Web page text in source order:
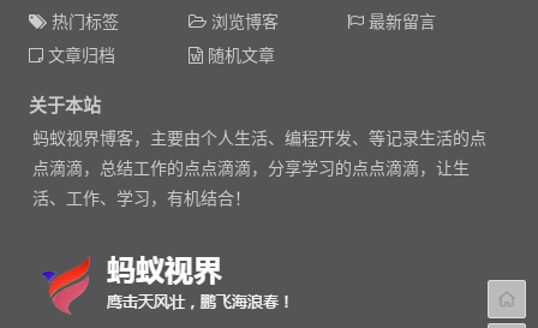
热门标签
浏览博客
最新留言
文章归档
随机文章
关于本站
蚂蚁视界博客，主要由个人生活、编程开发、等记录生活的点
点滴滴，总结工作的点点滴滴，分享学习的点点滴滴，让生
活、工作、学习，有机结合！